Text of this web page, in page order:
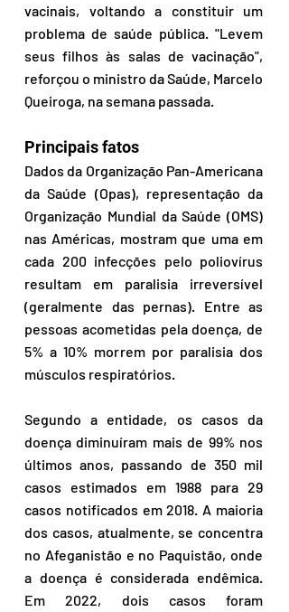
vacinais, voltando a constituir um
problema de saúde pública. "Levem
seus filhos às salas de vacinação",
reforçou o ministro da Saúde, Marcelo
Queiroga, na semana passada.
Principais fatos
Dados da Organização Pan-Americana
da Saúde (Opas), representação da
Organização Mundial da Saúde (OMS)
nas Américas, mostram que uma em
cada 200 infecções pelo poliovírus
resultam em paralisia irreversível
(geralmente das pernas). Entre as
pessoas acometidas pela doença, de
5% a 10% morrem por paralisia dos
músculos respiratórios.
Segundo a entidade, os casos da
doença diminuíram mais de 99% nos
últimos anos, passando de 350 mil
casos estimados em 1988 para 29
casos notificados em 2018. A maioria
dos casos, atualmente, se concentra
no Afeganistão e no Paquistão, onde
a doença é considerada endêmica.
Em 2022, dois casos foram